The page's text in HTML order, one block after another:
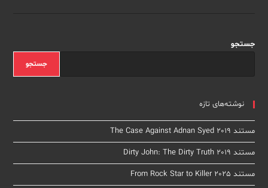
جستجو
جستجو
نوشته‌های تازه
مستند The Case Against Adnan Syed 2019
مستند Dirty John: The Dirty Truth 2019
مستند From Rock Star to Killer 2025